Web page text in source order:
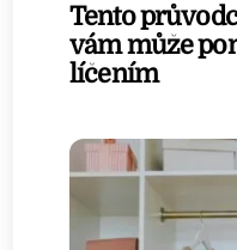
Tento
vám může
líčením